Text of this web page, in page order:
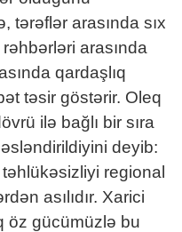
tərəflər arasında sıx
arasında
qardaşlıq
təsir göstərir. Oleq
ilə bağlı bir sıra
deyib:
regional
asılıdır. Xarici
öz gücümüzlə bu